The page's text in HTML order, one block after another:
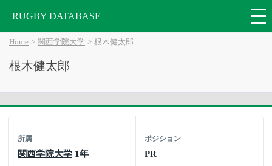
RUGBY DATABASE
Home 関西学院大学 根木健太郎
根木健太郎
所属
関西学院大学 1年
ポジション
PR